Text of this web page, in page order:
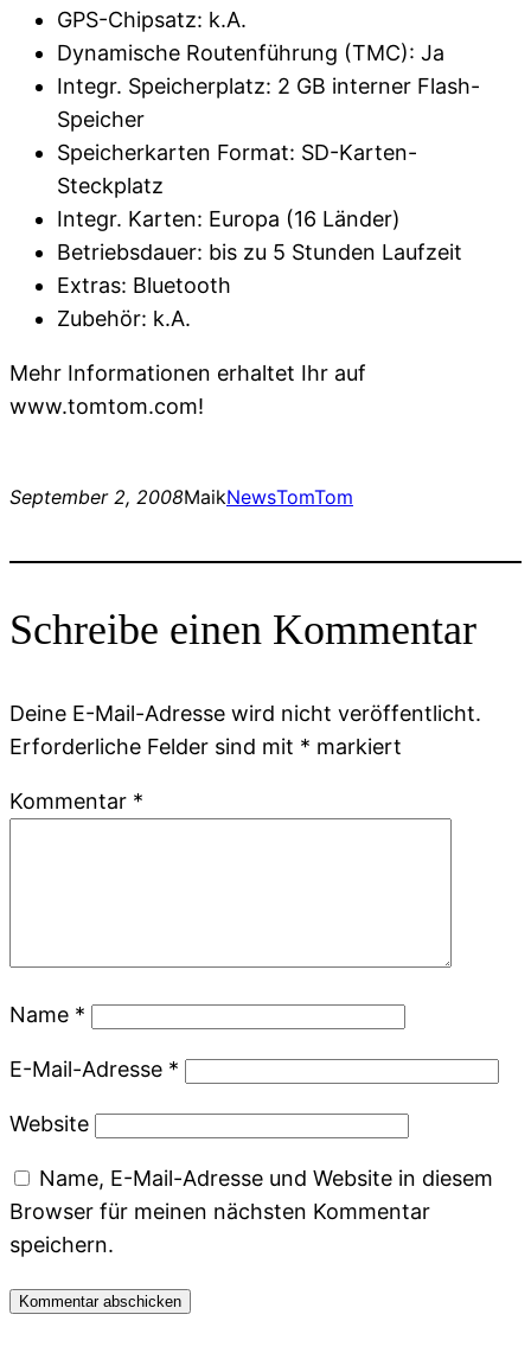
GPS-Chipsatz: k.A.
Dynamische Routenführung (TMC): Ja
Integr. Speicherplatz: 2 GB interner Flash-
Speicher
Speicherkarten Format: SD-Karten-
Steckplatz
Integr. Karten: Europa (16 Länder)
Betriebsdauer: bis zu 5 Stunden Laufzeit
Extras: Bluetooth
Zubehör: k.A.
Mehr Informationen erhaltet Ihr auf
www.tomtom.com!
September 2, 2008MaikNewsTomTom
Schreibe einen Kommentar
Deine E-Mail-Adresse wird nicht veröffentlicht.
Erforderliche Felder sind mit * markiert
Kommentar *
Name *
E-Mail-Adresse *
Website
Name, E-Mail-Adresse und Website in diesem
Browser für meinen nächsten Kommentar
speichern.